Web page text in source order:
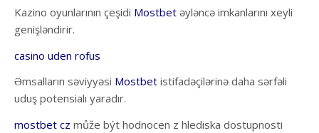
Kazino oyunlarının çeşidi Mostbet əyləncə imkanlarını xeyli
genişləndirir.
casino uden rofus
Əmsalların səviyyəsi Mostbet istifadəçilərinə daha sərfəli
uduş potensialı yaradır.
mostbet cz může být hodnocen z hlediska dostupnosti